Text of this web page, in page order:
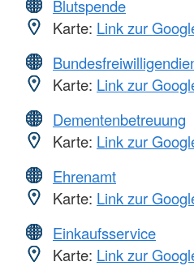
Blutspende
Karte: Link zur
Karte: Link zur
Dementenbetreuung
Karte: Link zur
Ehrenamt
Karte: Link zur
Einkaufsservice
Karte: Link zur